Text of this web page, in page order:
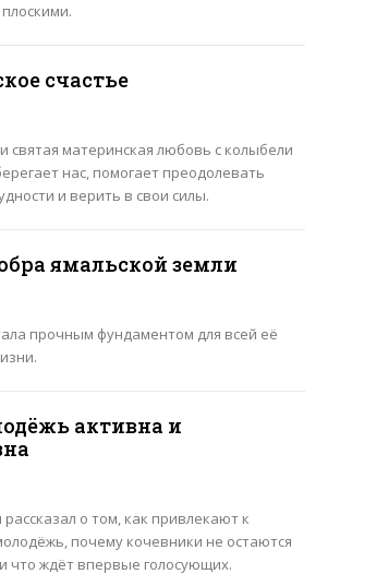
счастье
святая материнская любовь с колыбели
нас, помогает преодолевать
и верить в свои силы.
ямальской земли
прочным фундаментом для всей её
активна и
о том, как привлекают к
почему кочевники не остаются
что ждёт впервые голосующих.